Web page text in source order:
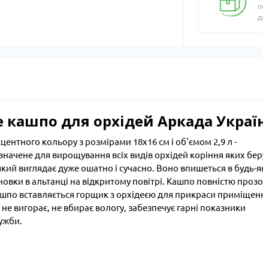
для орхідей Аркада
кольору з розмірами 18х16 см і об'ємом 2,9 л -
для вирощування всіх видів орхідей коріння яких
виглядає дуже ошатно і сучасно. Воно впишеться в будь-
в альтанці на відкритому повітрі. Кашпо повністю
вставляється горщик з орхідеєю для прикраси
вигорає, не вбирає вологу, забезпечує гарні показники